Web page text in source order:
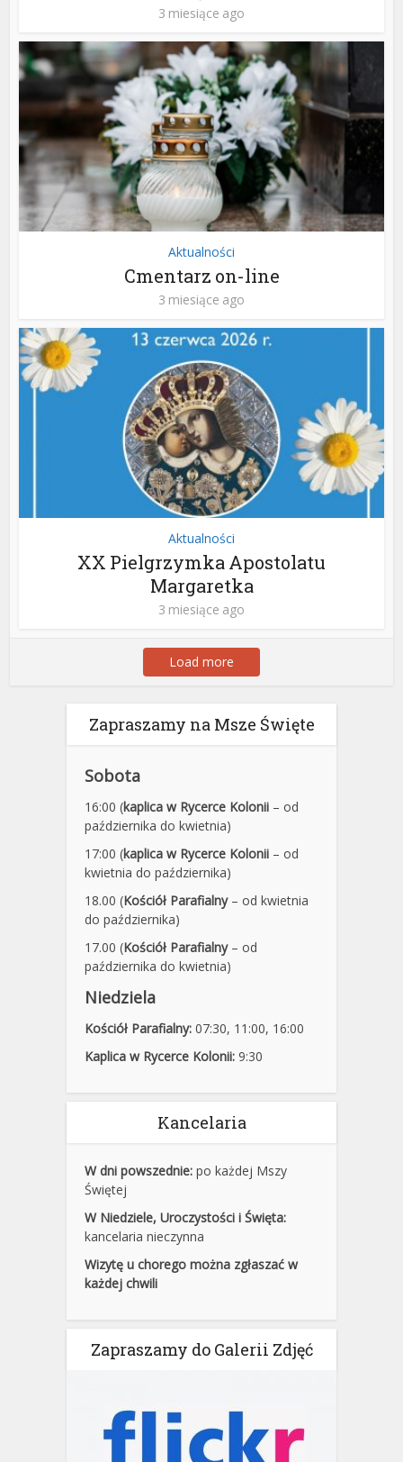
3 miesiące ago
Aktualności
Cmentarz on-line
3 miesiące ago
Aktualności
XX Pielgrzymka Apostolatu
Margaretka
3 miesiące ago
Load more
Zapraszamy na Msze Święte
Sobota
16:00 (kaplica w Rycerce Kolonii – od
października do kwietnia)
17:00 (kaplica w Rycerce Kolonii – od
kwietnia do października)
18.00 (Kościół Parafialny– od kwietnia
do października)
17.00 (Kościół Parafialny– od
października do kwietnia)
Niedziela
Kościół Parafialny: 07:30, 11:00, 16:00
Kaplica w Rycerce Kolonii: 9:30
Kancelaria
W dni powszednie: po każdej Mszy
Świętej
W Niedziele, Uroczystości i Święta:
kancelaria nieczynna
Wizytę u chorego można zgłaszać w
każdej chwili
Zapraszamy do Galerii Zdjęć